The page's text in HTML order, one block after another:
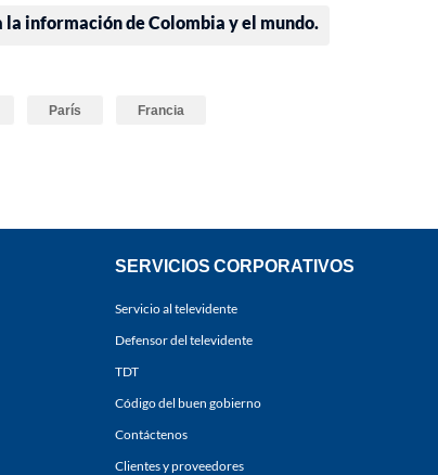
información de Colombia y el mundo.
París Francia
SERVICIOS CORPORATIVOS
Servicio al televidente
Defensor del televidente
TDT
Código del buen gobierno
Contáctenos
Clientes y proveedores